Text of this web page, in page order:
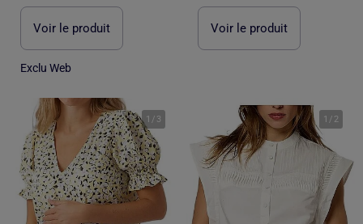
Voir le produit
Exclu Web
Voir le produit
1 / 3 1 / 2